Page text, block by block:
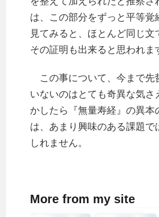
は、この部分をずっと平等覚
見てみると、ほとんど同じ文
その証明も出来ると思われま
この事について、今まで先
いないのはとても奇異な気さ
かしたら『無量寿経』の異本
は、あまり興味のある課題で
しれません。
More from my site